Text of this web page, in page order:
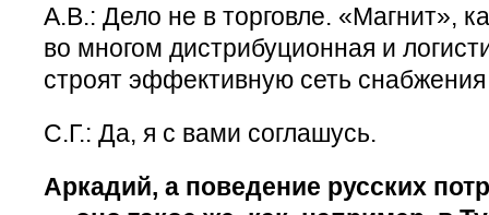
А.В.: Дело не в торговле. «Магнит»,
во многом дистрибуционная и
строят эффективную сеть
С.Г.: Да, я с вами соглашусь.
Аркадий, а поведение русских